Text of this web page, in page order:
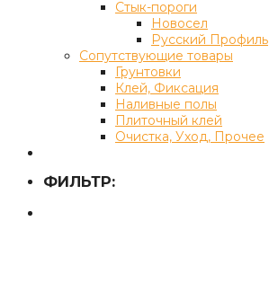
Стык-пороги
Новосел
Русский Профиль
Сопутствующие товары
Грунтовки
Клей, Фиксация
Наливные полы
Плиточный клей
Очистка, Уход, Прочее
ФИЛЬТР: